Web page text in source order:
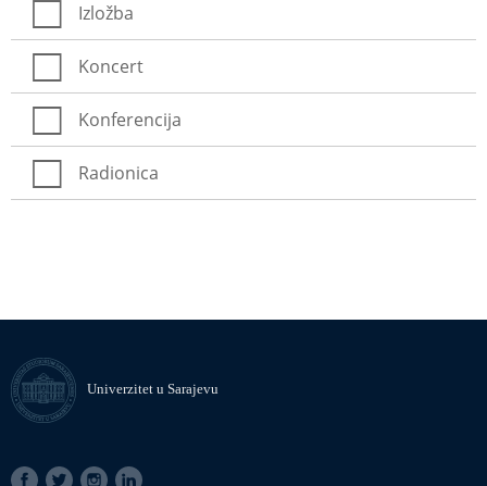
Izložba
Koncert
Konferencija
Radionica
Univerzitet u Sarajevu
SOCIAL